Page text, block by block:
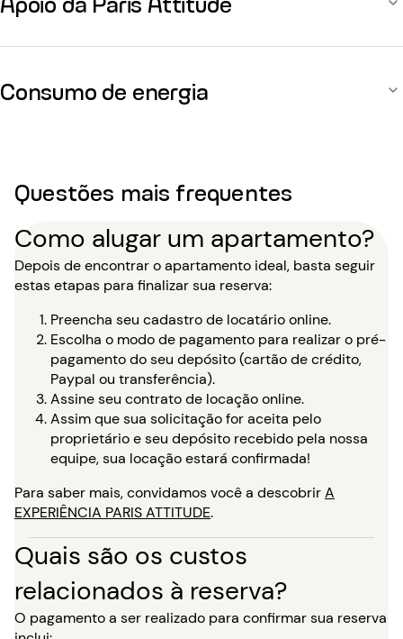
Consumo de energia
Questões mais frequentes
Como alugar um apartamento?
Depois de encontrar o apartamento ideal, basta seguir
estas etapas para finalizar sua reserva:
Preencha seu cadastro de locatário online.
Escolha o modo de pagamento para realizar o pré-
pagamento do seu depósito (cartão de crédito,
Paypal ou transferência).
Assine seu contrato de locação online.
Assim que sua solicitação for aceita pelo
proprietário e seu depósito recebido pela nossa
equipe, sua locação estará confirmada!
Para saber mais, convidamos você a descobrirA
EXPERIÊNCIA PARIS ATTITUDE.
Quais são os custos
relacionados à reserva?
O pagamento a ser realizado para confirmar sua reserva